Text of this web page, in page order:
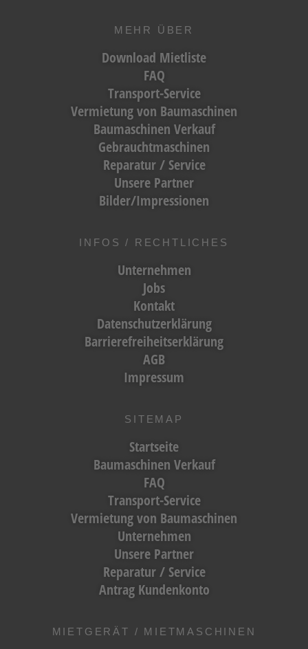
MEHR ÜBER
Download Mietliste
FAQ
Transport-Service
Vermietung von Baumaschinen
Baumaschinen Verkauf
Gebrauchtmaschinen
Reparatur / Service
Unsere Partner
Bilder/Impressionen
INFOS / RECHTLICHES
Unternehmen
Jobs
Kontakt
Datenschutzerklärung
Barrierefreiheitserklärung
AGB
Impressum
SITEMAP
Startseite
Baumaschinen Verkauf
FAQ
Transport-Service
Vermietung von Baumaschinen
Unternehmen
Unsere Partner
Reparatur / Service
Antrag Kundenkonto
MIETGERÄT / MIETMASCHINEN